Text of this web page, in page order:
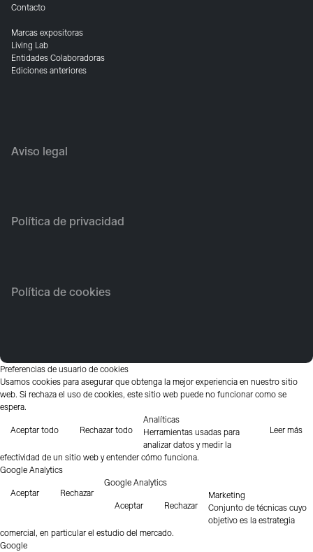
Contacto
Marcas expositoras
Living Lab
Entidades Colaboradoras
Ediciones anteriores
Aviso legal
Política de privacidad
Política de cookies
Preferencias de usuario de cookies
Usamos cookies para asegurar que obtenga la mejor experiencia en nuestro sitio
web. Si rechaza el uso de cookies, este sitio web puede no funcionar como se
espera.
Aceptar todo Rechazar todo Leer más
Analíticas
Herramientas usadas para
analizar datos y medir la
efectividad de un sitio web y entender cómo funciona.
Google Analytics
Aceptar Rechazar
Google Analytics
Aceptar Rechazar
Marketing
Conjunto de técnicas cuyo
objetivo es la estrategia
comercial, en particular el estudio del mercado.
Google